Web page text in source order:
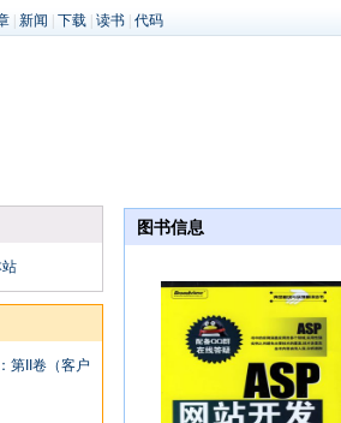
新闻 下载 读书 代码
第II卷（客户
图书信息